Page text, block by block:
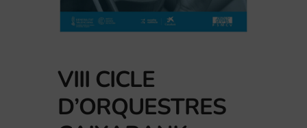
VIII CICLE
D’ORQUESTRES